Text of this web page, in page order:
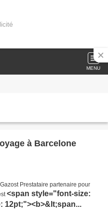
MENU
à Barcelone
Prestataire partenaire pour
<span style="font-size:
12pt;"><b>&lt;span...